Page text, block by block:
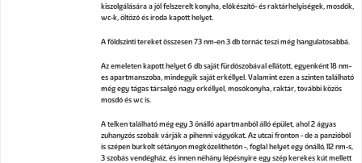
kiszolgálására a jól felszerelt konyha, előkészítő- és raktárhelyiségek, mosdók,
wc-k, öltöző és iroda kapott helyet.
A földszinti tereket összesen 73 nm-en 3 db tornác teszi még hangulatosabbá.
Az emeleten kapott helyet 6 db saját fürdőszobával ellátott, egyenként 18 nm-
es apartmanszoba, mindegyik saját erkéllyel. Valamint ezen a szinten található
még egy tágas társalgó nagy erkéllyel, mosókonyha, raktár, további közös
mosdó és wc is.
A telken található még egy 3 önálló apartmanból álló épület, ahol 2 ágyas
zuhanyzós szobák várják a pihenni vágyókat. Az utcai fronton - de a panzióból
is szépen burkolt sétányon megközelíthetőn -, foglal helyet egy önálló, 112 nm-s,
3 szobás vendégház, és innen néhány lépésnyire egy szép kerekes kút mellett